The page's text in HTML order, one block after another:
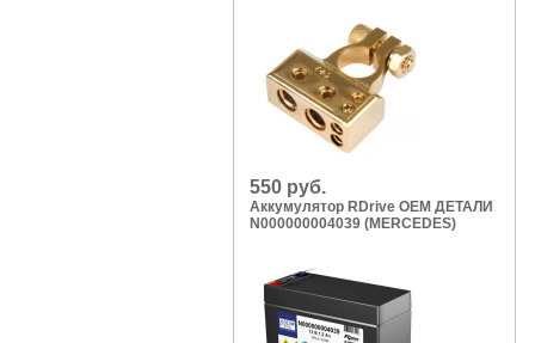
550 руб.
Аккумулятор RDrive OEM ДЕТАЛИ
N000000004039 (MERCEDES)